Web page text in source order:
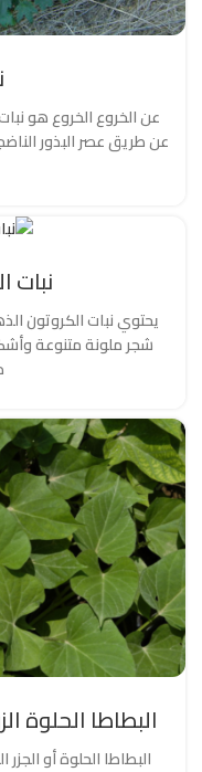
عن الخروع الخروع هو
عن طريق عصر البذور
نبات
شجر ملونة متنوعة
البطاطا الحلوة
البطاطا الحلوة أو